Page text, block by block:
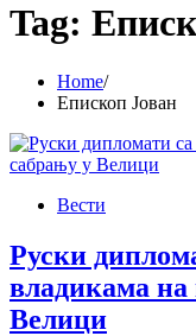
Tag:
Home
Епископ Јован
Вести
Руски
владикама
Велици